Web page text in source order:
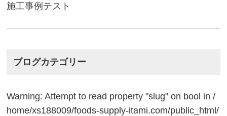
施工事例テスト
ブログカテゴリー
Warning: Attempt to read property "slug" on bool in/
home/xs188009/foods-supply-itami.com/public_html/